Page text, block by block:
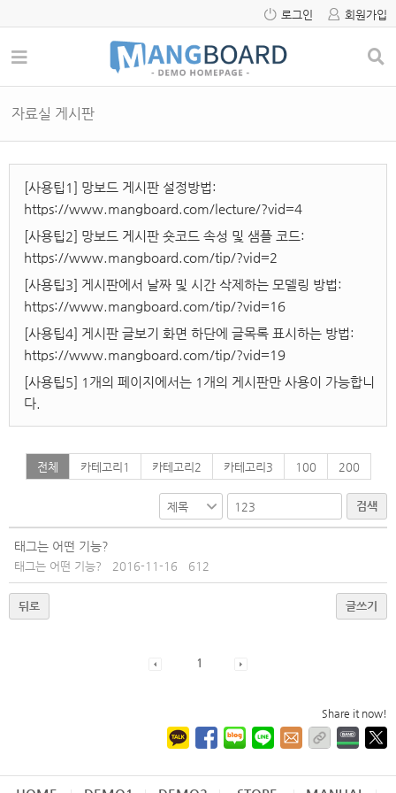
로그인 회원가입
자료실 게시판
[사용팁1] 망보드 게시판 설정방법:
https://www.mangboard.com/lecture/?vid=4
[사용팁2] 망보드 게시판 숏코드 속성 및 샘플 코드:
https://www.mangboard.com/tip/?vid=2
[사용팁3] 게시판에서 날짜 및 시간 삭제하는 모델링 방법:
https://www.mangboard.com/tip/?vid=16
[사용팁4] 게시판 글보기 화면 하단에 글목록 표시하는 방법:
https://www.mangboard.com/tip/?vid=19
[사용팁5] 1개의 페이지에서는 1개의 게시판만 사용이 가능합니
다.
전체 카테고리1 카테고리2 카테고리3 100 200
검색
태그는 어떤 기능?
태그는 어떤 기능? 2016-11-16 612
뒤로 글쓰기
1
Share it now!